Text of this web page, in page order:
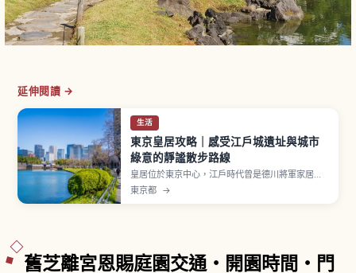
延伸閱讀 →
生活
東京皇居攻略｜感受江戶城遺址與城市
綠意的靜謐散步路線
皇居位於東京中心，江戶時代曾是德川將軍家居城
「江戶城」，明治維新後於1869年（明治2年）成
為天皇居所。從 JR 東京站丸之內北口步行到大手
東京都 →
舊芝離宮恩賜庭園交通・開園時間・門